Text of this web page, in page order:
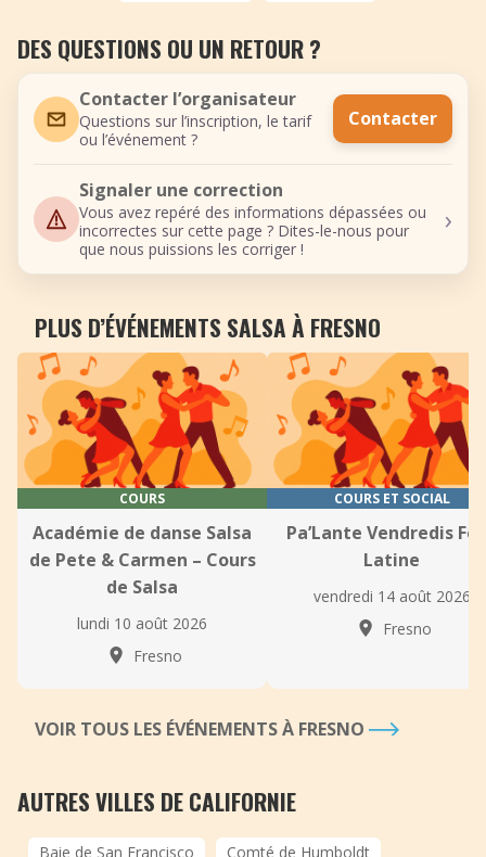
DES QUESTIONS OU UN RETOUR ?
Contacter l’organisateur
Questions sur l’inscription, le tarif
ou l’événement ?
Contacter
Signaler une correction
Vous avez repéré des informations dépassées ou
incorrectes sur cette page ? Dites-le-nous pour
que nous puissions les corriger !
›
PLUS D’ÉVÉNEMENTS SALSA À FRESNO
COURS
Académie de danse Salsa
de Pete & Carmen – Cours
de Salsa
lundi 10 août 2026
Fresno
COURS ET SOCIAL
Pa’Lante Vendredis
Latine
vendredi 14 août 2026
Fresno
VOIR TOUS LES ÉVÉNEMENTS À FRESNO
AUTRES VILLES DE CALIFORNIE
Baie de San Francisco
Comté de Humboldt